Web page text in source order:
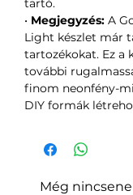
tartó.
• Megjegyzés: A
Light készlet már
tartozékokat. Ez a
további
finom neonfény-
DIY formák
Még